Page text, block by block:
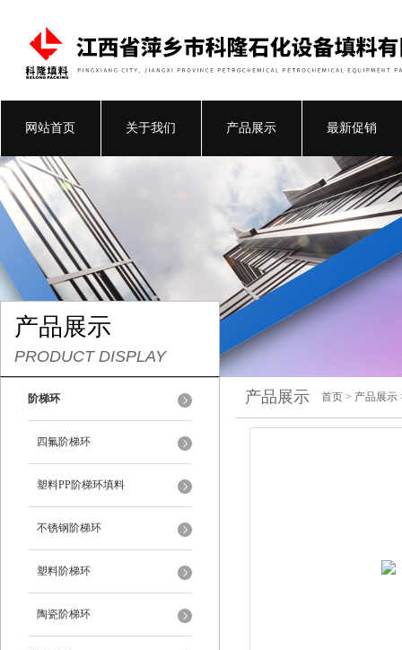
网站首页 关于我们 产品展示 最新促销
产品展示
PRODUCT DISPLAY
阶梯环
四氟阶梯环
塑料PP阶梯环填料
不锈钢阶梯环
塑料阶梯环
陶瓷阶梯环
产品展示 首页 > 产品展示